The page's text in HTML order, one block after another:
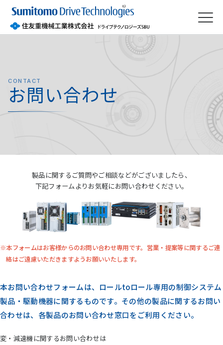
CONTACT
お問い合わせ
製品に関するご質問やご相談などがございましたら、
下記フォームよりお気軽にお問い合わせください。
本フォームはお客様からのお問い合わせ専用です。営業・提案等に関するご連
絡はご遠慮いただきますようお願いいたします。
本お問い合わせフォームは、ロールtoロール専用の制御システム
製品・駆動機器に関するものです。その他の製品に関するお問い
合わせは、各製品のお問い合わせ窓口をご利用ください。
変・減速機に関するお問い合わせは